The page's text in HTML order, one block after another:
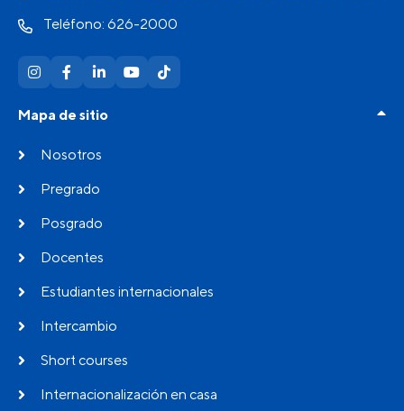
Teléfono: 626-2000
Mapa de sitio
Nosotros
Pregrado
Posgrado
Docentes
Estudiantes internacionales
Intercambio
Short courses
Internacionalización en casa